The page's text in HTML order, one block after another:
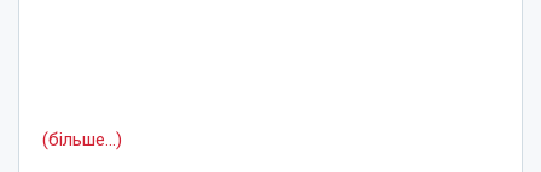
(більше…)